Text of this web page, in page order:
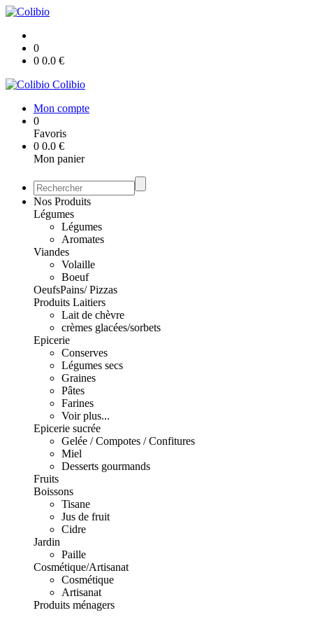
0
0 0.0 €
Colibio
Mon compte
0
Favoris
0 0.0 €
Mon panier
Nos Produits
Légumes
Légumes
Aromates
Viandes
Volaille
Boeuf
OeufsPains/ Pizzas
Produits Laitiers
Lait de chèvre
crèmes glacées/sorbets
Epicerie
Conserves
Légumes secs
Graines
Pâtes
Farines
Voir plus...
Epicerie sucrée
Gelée / Compotes / Confitures
Miel
Desserts gourmands
Fruits
Boissons
Tisane
Jus de fruit
Cidre
Jardin
Paille
Cosmétique/Artisanat
Cosmétique
Artisanat
Produits ménagers